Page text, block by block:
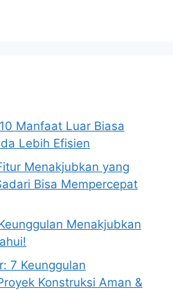
Manfaat Luar Biasa
Lebih Efisien
Menakjubkan yang
Bisa Mempercepat
Menakjubkan
7 Keunggulan
Konstruksi Aman &